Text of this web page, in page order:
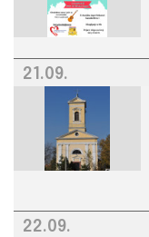
21.09.
22.09.